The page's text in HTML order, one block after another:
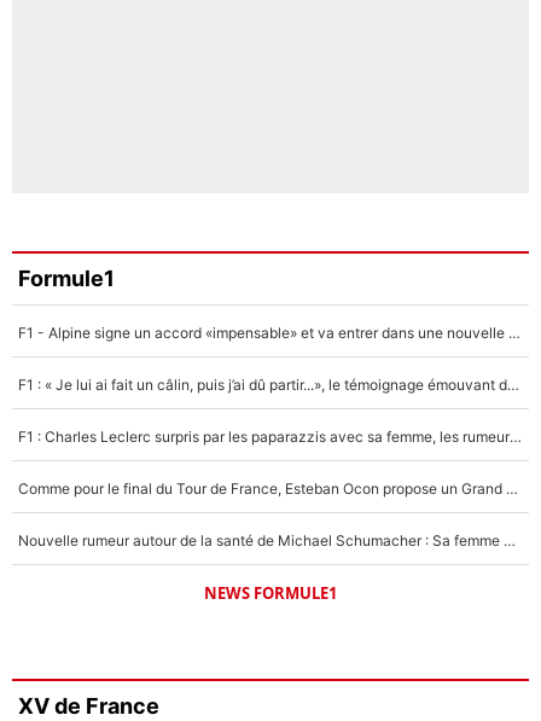
Formule1
F1 - Alpine signe un accord «impensable» et va entrer dans une nouvelle dimension : Grande nouvelle pour Pierre Gasly !
F1 : « Je lui ai fait un câlin, puis j’ai dû partir...», le témoignage émouvant de Max Verstappen sur sa fille
F1 : Charles Leclerc surpris par les paparazzis avec sa femme, les rumeurs étaient vraies !
Comme pour le final du Tour de France, Esteban Ocon propose un Grand Prix de Formule 1 à Paris : «Autour de l’Arc de Triomphe, ce serait génial» !
Nouvelle rumeur autour de la santé de Michael Schumacher : Sa femme Corinna sort du silence
NEWS FORMULE1
XV de France